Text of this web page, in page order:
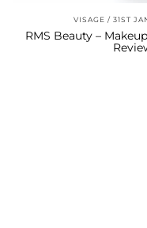
VISAGE 31ST
RMS Beauty –